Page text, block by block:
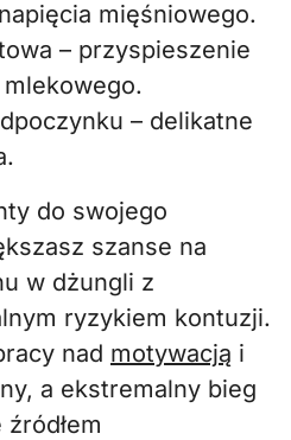
mięśniowego.
– przyspieszenie
– delikatne
do swojego
szanse na
w dżungli z
ryzykiem kontuzji.
nad motywacją i
a ekstremalny bieg